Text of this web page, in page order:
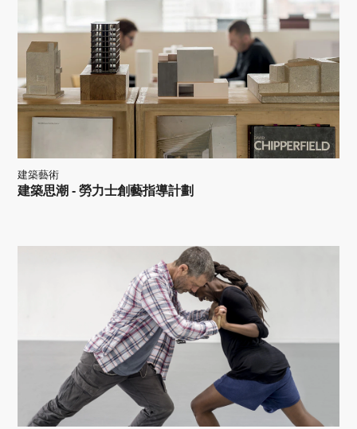
建築藝術
建築思潮 - 勞力士創藝指導計劃